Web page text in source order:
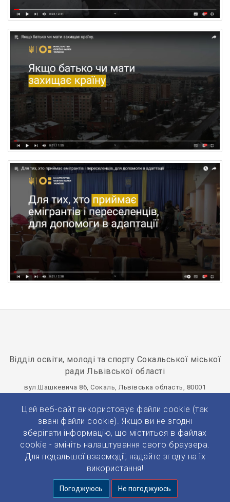
Цей веб-сайт використовує файли cookie (так
звані файли cookie). Якщо ви не згодні
зберігати інформацію, що міститься в файлах
cookie - змініть налаштування свого браузера.
Для подальшої взаємодії, надайте згоду на їх
використання!
Погоджуюсь Не погоджуюсь
Відділ освіти, молоді та спорту Сокальської міської
ради Львівської області
вул.Шашкевича 86, Сокаль, Львівська область, 80001
Панель управління
© 2026 Усі права захищено.
Розробка та підтримка:
Prytulko